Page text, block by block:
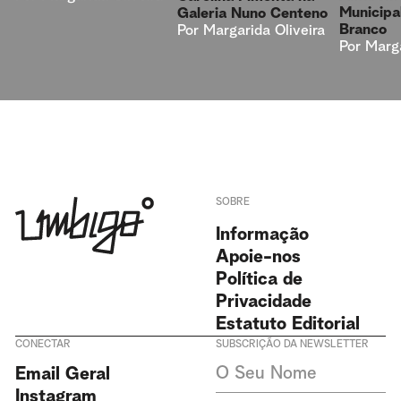
Galeria Nuno Centeno
Por Margarida Oliveira
Branco
Por
SOBRE
Informação
Apoie-nos
Política de
Privacidade
Estatuto Editorial
CONECTAR
Email Geral
Instagram
SUBSCRIÇÃO DA NEWSLETTER
Revista Umbigo e aceito a